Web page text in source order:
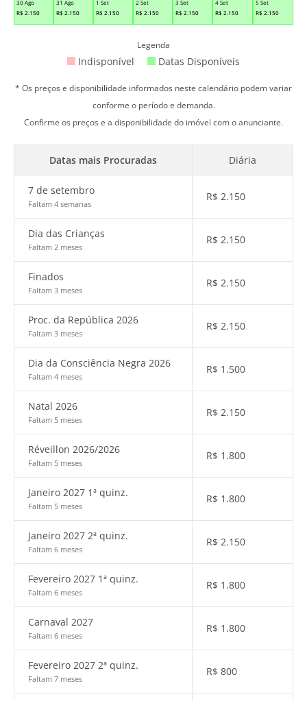
30 Ago
R$ 2.150
31 Ago
R$ 2.150
1 Set
R$ 2.150
2 Set
R$ 2.150
3 Set
R$ 2.150
4 Set
R$ 2.150
5 Set
R$ 2.150
Legenda
Indisponível Datas Disponíveis
* Os preços e disponibilidade informados neste calendário podem variar
conforme o período e demanda.
Confirme os preços e a disponibilidade do imóvel com o anunciante.
Datas mais Procuradas Diária
7 de setembro
Faltam 4 semanas
R$ 2.150
Dia das Crianças
Faltam 2 meses
R$ 2.150
Finados
Faltam 3 meses
R$ 2.150
Proc. da República 2026
Faltam 3 meses
R$ 2.150
Dia da Consciência Negra 2026
Faltam 4 meses
R$ 1.500
Natal 2026
Faltam 5 meses
R$ 2.150
Réveillon 2026/2026
Faltam 5 meses
R$ 1.800
Janeiro 2027 1ª quinz.
Faltam 5 meses
R$ 1.800
Janeiro 2027 2ª quinz.
Faltam 6 meses
R$ 2.150
Fevereiro 2027 1ª quinz.
Faltam 6 meses
R$ 1.800
Carnaval 2027
Faltam 6 meses
R$ 1.800
Fevereiro 2027 2ª quinz.
Faltam 7 meses
R$ 800